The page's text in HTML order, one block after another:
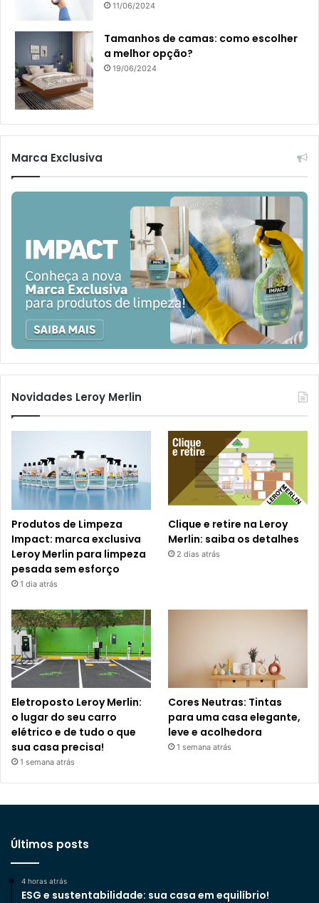
11/06/2024
Tamanhos de camas: como escolher
a melhor opção?
19/06/2024
Marca Exclusiva
Novidades Leroy Merlin
Produtos de Limpeza
Impact: marca exclusiva
Leroy Merlin para limpeza
pesada sem esforço
1 dia atrás
Clique e retire na Leroy
Merlin: saiba os detalhes
2 dias atrás
Eletroposto Leroy Merlin:
o lugar do seu carro
elétrico e de tudo o que
sua casa precisa!
1 semana atrás
Cores Neutras: Tintas
para uma casa elegante,
leve e acolhedora
1 semana atrás
Últimos posts
4 horas atrás
ESG e sustentabilidade: sua casa em equilíbrio!